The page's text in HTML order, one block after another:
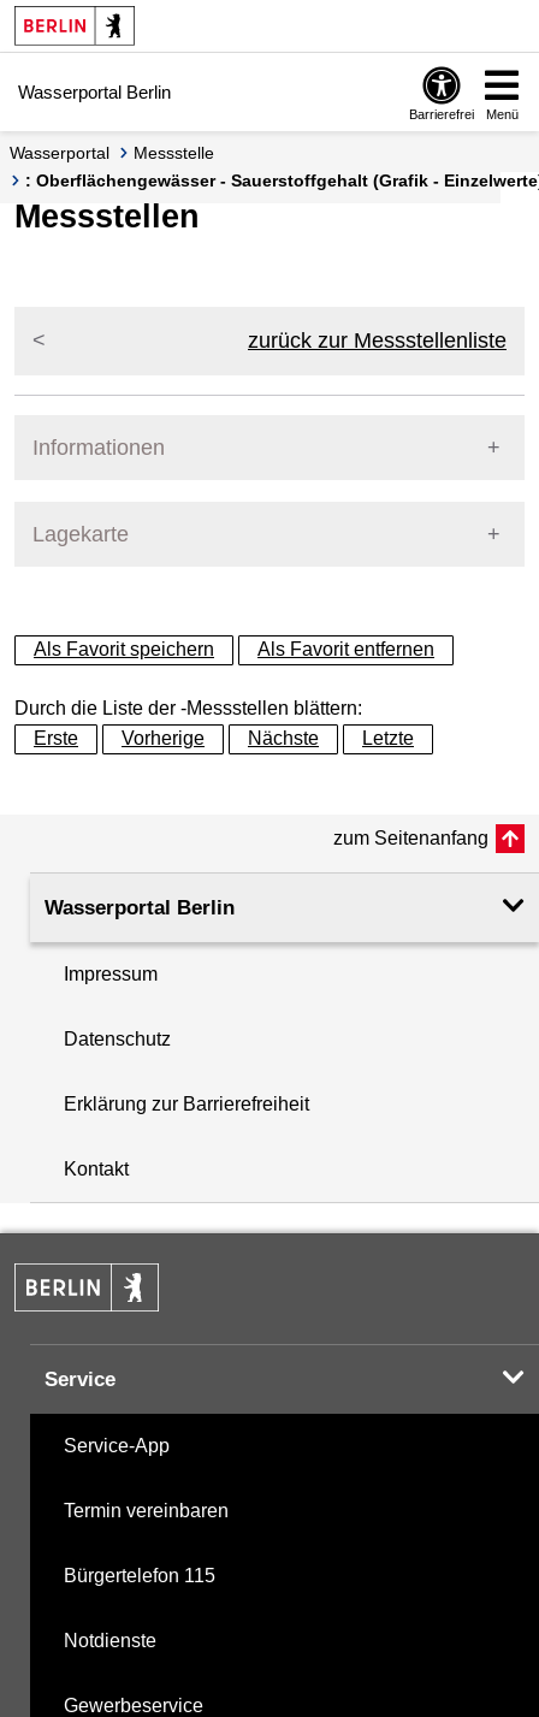
Springe zur Navigation
Springe zum Inhalt
Wasserportal Berlin
Barrierefrei Menü
Wasserportal
Messstelle
: Oberflächengewässer - Sauerstoffgehalt (Grafik -
Messstellen
zurück zur Messstellenliste
Informationen
Lagekarte
+
−
+
−
Als Favorit speichern Als Favorit entfernen
Durch die Liste der -Messstellen blättern:
Erste
Vorherige Nächste Letzte
zum Seitenanfang
Wasserportal Berlin
Impressum
Datenschutz
Erklärung zur Barrierefreiheit
Kontakt
Service
Service-App
Termin vereinbaren
Bürgertelefon 115
Notdienste
Gewerbeservice